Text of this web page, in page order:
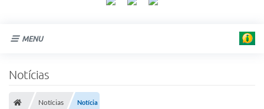
MENU
Notícias
Notícias Notícia